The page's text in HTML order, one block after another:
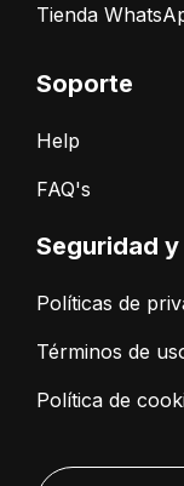
Tienda
Soporte
Help
FAQ's
Seguridad y
Políticas de
Términos de
Política de